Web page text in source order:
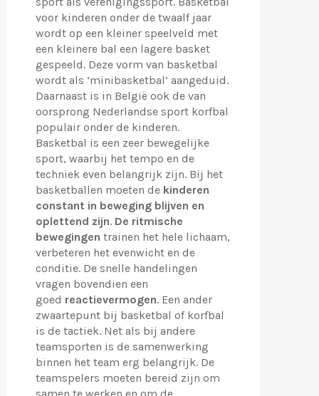
voor kinderen onder de twaalf jaar
wordt op een kleiner speelveld met
een kleinere bal een lagere basket
gespeeld. Deze vorm van basketbal
wordt als ‘minibasketbal’ aangeduid.
Daarnaast is in België ook de van
oorsprong Nederlandse sport korfbal
populair onder de kinderen.
Basketbal is een zeer bewegelijke
sport, waarbij het tempo en de
techniek even belangrijk zijn. Bij het
basketballen moeten de kinderen
constant in beweging blijven en
oplettend zijn. De ritmische
bewegingen trainen het hele lichaam,
verbeteren het evenwicht en de
conditie. De snelle handelingen
vragen bovendien een
goed reactievermogen. Een ander
zwaartepunt bij basketbal of korfbal
is de tactiek. Net als bij andere
teamsporten is de samenwerking
binnen het team erg belangrijk. De
teamspelers moeten bereid zijn om